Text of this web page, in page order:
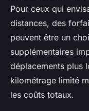
Pour ceux qui
distances, des
peuvent être un
supplémentaires
déplacements plus
kilométrage limité
les coûts totaux.